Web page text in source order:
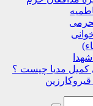
کمیل مدیا چیست ؟